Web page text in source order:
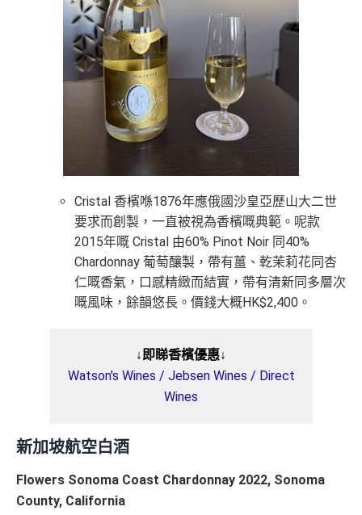
Cristal 香檳喺1876年應俄國沙皇亞歷山大二世
要求而創製，一直被視為香檳嘅典範。呢款
2015年嘅 Cristal 由60% Pinot Noir 同40%
Chardonnay 葡萄釀製，帶有薑、乾茉莉花同杏
仁嘅香氣，口感精緻而結實，帶有清新同多層次
嘅風味，餘韻悠長。價錢大概HK$2,400。
↓即睇香檳優惠↓
Watson's Wines / Jebsen Wines / Direct
Wines
新加坡航空白酒
Flowers Sonoma Coast Chardonnay 2022, Sonoma
County, California